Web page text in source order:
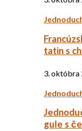
tatin s
3. októbra
gule s